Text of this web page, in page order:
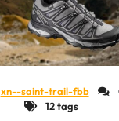
xn--saint-trail-fbb
12 tags